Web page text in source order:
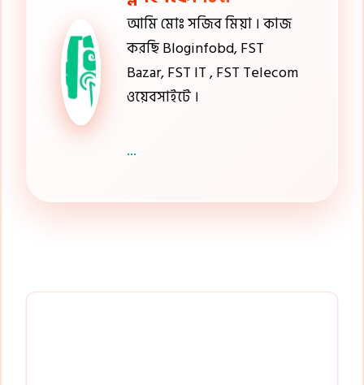
আমি মোঃ সজিব মিয়া । কাজ
করছি Bloginfobd, FST
Bazar, FST IT , FST Telecom
ওয়েবসাইটে ।
...